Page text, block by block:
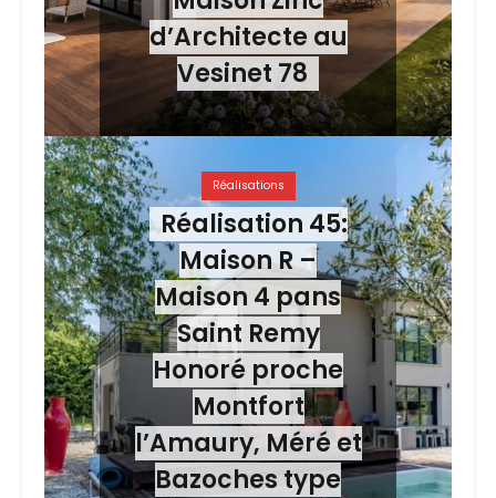
d’Architecte au
Vesinet 78
Réalisations
Réalisation 45:
Maison R –
Maison 4 pans
Saint Remy
Honoré proche
Montfort
l’Amaury, Méré et
Bazoches type